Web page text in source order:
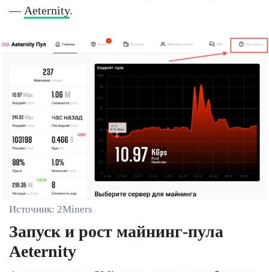
— Aeternity.
Источник: 2Miners
Запуск и рост майнинг-пула
Aeternity